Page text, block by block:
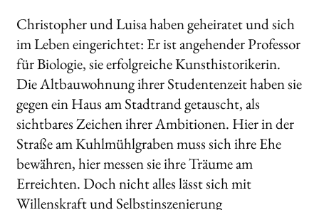
Christopher und Luisa haben geheiratet und sich
im Leben eingerichtet: Er ist angehender Professor
für Biologie, sie erfolgreiche Kunsthistorikerin.
Die Altbauwohnung ihrer Studentenzeit haben sie
gegen ein Haus am Stadtrand getauscht, als
sichtbares Zeichen ihrer Ambitionen. Hier in der
Straße am Kuhlmühlgraben muss sich ihre Ehe
bewähren, hier messen sie ihre Träume am
Erreichten. Doch nicht alles lässt sich mit
Willenskraft und Selbstinszenierung